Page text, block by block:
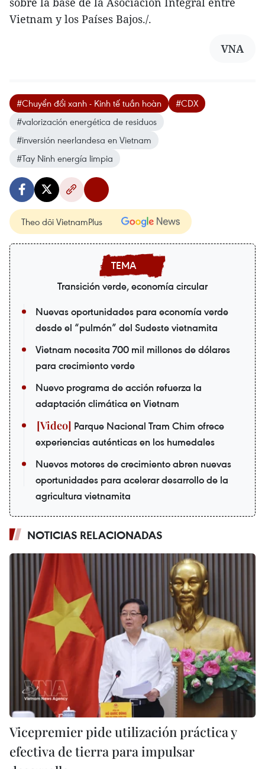
Vietnam y los Países Bajos./.
VNA
#Chuyển đổi xanh - Kinh tế tuần hoàn
#CDX
#valorización energética de residuos
#inversión neerlandesa en Vietnam
#Tay Ninh energía limpia
Theo dõi VietnamPlus
Transición verde, economía circular
Nuevas oportunidades para economía verde
desde el “pulmón” del Sudeste vietnamita
Vietnam necesita 700 mil millones de dólares
para crecimiento verde
Nuevo programa de acción refuerza la
adaptación climática en Vietnam
Parque Nacional Tram Chim ofrece
experiencias auténticas en los humedales
Nuevos motores de crecimiento abren nuevas
oportunidades para acelerar desarrollo de la
agricultura vietnamita
NOTICIAS RELACIONADAS
Vicepremier pide utilización práctica y
efectiva de tierra para impulsar